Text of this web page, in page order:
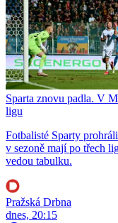
Sparta znovu padla. V
ligu
Fotbalisté Sparty
v sezoně mají po třech
vedou tabulku.
Pražská Drbna
dnes, 20:15